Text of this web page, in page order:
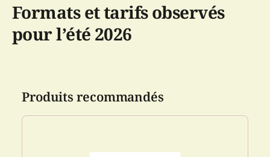
Formats et tarifs observés
pour l’été 2026
Produits recommandés